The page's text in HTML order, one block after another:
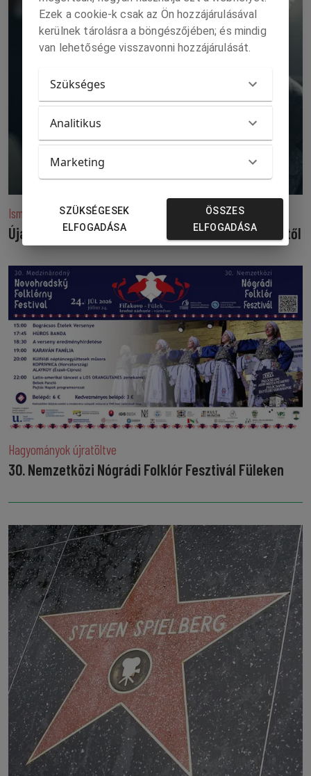
Ismét bővült az égi színpad
Újabb neves színész köszönt el végleg közönségétől
Hagyományok újratöltve
30. Nemzetközi Nógrádi Folklór Fesztivál Füleken
Ezek a cookie-k csak az Ön hozzájárulásával
kerülnek tárolásra a böngészőjében; és mindig
van lehetősége visszavonni hozzájárulását.
Szükséges
Analitikus
Marketing
SZÜKSÉGESEK
ELFOGADÁSA
ÖSSZES
ELFOGADÁSA